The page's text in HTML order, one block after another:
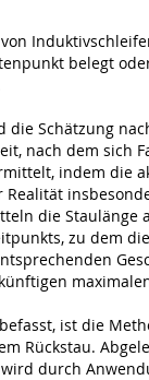
belegt
Schätzung
nach dem sich
indem die
die
zu dem
ist die
Rückstau.
durch